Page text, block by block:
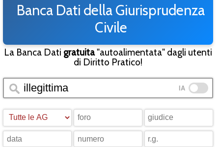
Banca Dati della Giurisprudenza
Civile
La Banca Dati gratuita"autoalimentata" dagli utenti
di Diritto Pratico!
IA